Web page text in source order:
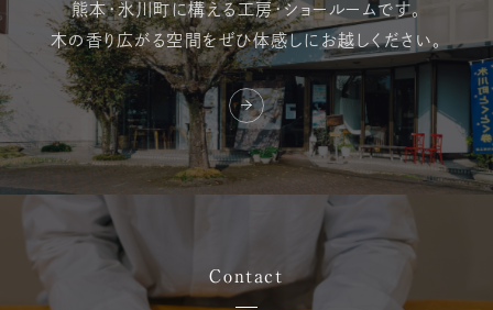
熊本・氷川町に構える工房・ショールームです。
木の香り広がる空間をぜひ体感しにお越しください。
Contact